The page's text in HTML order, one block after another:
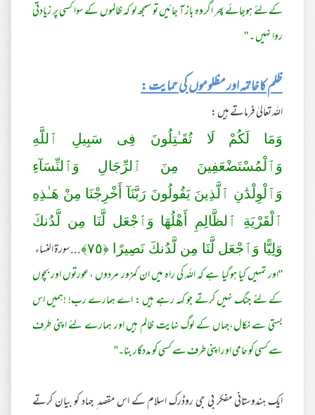
کے لئے ہوجائے پھر اگر وہ باز آ جائیں تو سمجھ لو کہ ظالموں کے سوا کسی پر زیادتی
روا نہیں ۔ ''
ظلم کا خاتمہ اور مظلوموں کی حمایت :
اللہ تعالیٰ فرماتے ہیں :
وَمَا لَكُمْ لَا تُقَـٰتِلُونَ فِى سَبِيلِ ٱللَّهِ
وَٱلْمُسْتَضْعَفِينَ مِنَ ٱلرِّ‌جَالِ وَٱلنِّسَآءِ
وَٱلْوِلْدَ‌ٰنِ ٱلَّذِينَ يَقُولُونَ رَ‌بَّنَآ أَخْرِ‌جْنَا مِنْ هَـٰذِهِ
ٱلْقَرْ‌يَةِ ٱلظَّالِمِ أَهْلُهَا وَٱجْعَل لَّنَا مِن لَّدُنكَ
وَلِيًّا وَٱجْعَل لَّنَا مِن لَّدُنكَ نَصِيرً‌ا ﴿٧٥﴾...سورة النساء
''اور تمہیں کیا ہوگیا ہے کہ اللہ کی راہ میں ان کمزور مردوں ،عورتوں اور بچوں
کے لئے جنگ نہیں کرتے جو کہہ رہے ہیں : اے ہمارے رب! !ہمیں اس
بستی سے نکال،جہاں کے لوگ نہایت ظالم ہیں اور ہمارے لئے اپنی طرف
سے کسی کو حامی اور اپنی طرف سے کسی کو مددگار بنا۔''
ایک ہندوستانی مفکر بی جی روڈرک اسلام کے اس مقصد ِ جہاد کو بیان کرتے